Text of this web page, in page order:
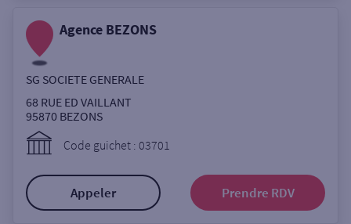
Coffre-fort
Ville / Code postal
Agence BEZONS
SG SOCIETE GENERALE
68 RUE ED VAILLANT
95870 BEZONS
Code guichet : 03701
Appeler Prendre RDV